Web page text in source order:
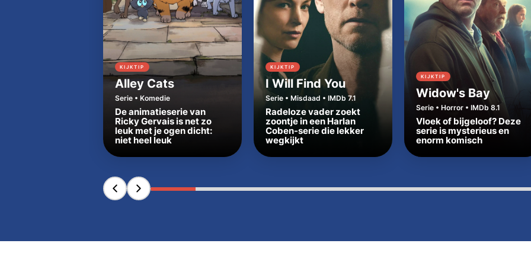
KIJKTIP
Alley Cats
Serie • Komedie
De animatieserie van
Ricky Gervais is net zo
leuk met je ogen dicht:
niet heel leuk
KIJKTIP
I Will Find You
Serie • Misdaad • IMDb 7.1
Radeloze vader zoekt
zoontje in een Harlan
Coben-serie die lekker
wegkijkt
KIJKTIP
Widow's Bay
Serie • Horror • IMDb 8.1
Vloek of bijgeloof? Deze
serie is mysterieus en
enorm komisch